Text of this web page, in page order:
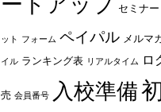
セミナー
ット フォーム ペイパル メルマ
イル ランキング表 リアルタイム ロ
売 会員番号 入校準備